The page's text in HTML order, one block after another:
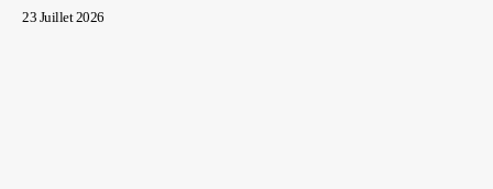
23 Juillet 2026